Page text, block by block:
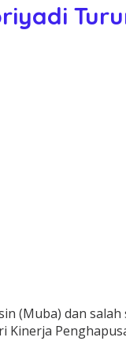
(Muba) dan
Kinerja